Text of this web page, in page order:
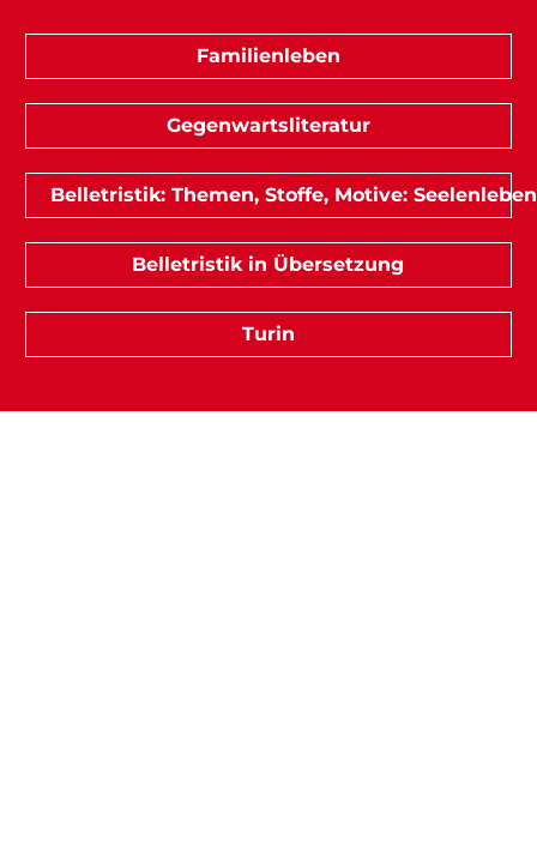
Familienleben
Gegenwartsliteratur
Belletristik: Themen, Stoffe, Motive: Seelenleben
Belletristik in Übersetzung
Turin